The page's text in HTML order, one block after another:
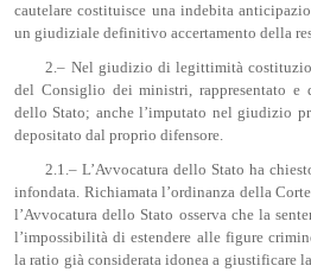
cautelare costituisce una indebita
un giudiziale definitivo accertamento della
2.– Nel giudizio di legittimità
del Consiglio dei ministri, rappresentato e
dello Stato; anche l’imputato nel giudizio
depositato dal proprio difensore.
2.1.– L’Avvocatura dello Stato ha
infondata. Richiamata l’ordinanza della
l’Avvocatura dello Stato osserva che la
l’impossibilità di estendere alle figure
la ratio già considerata idonea a giustificare